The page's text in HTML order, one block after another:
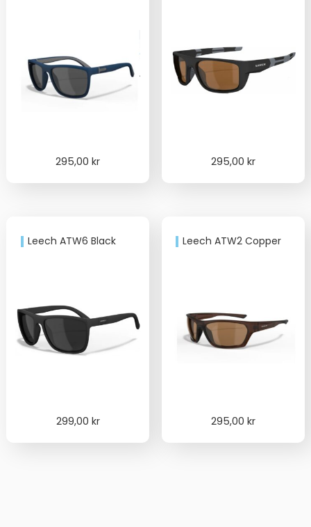
295,00kr 295,00 kr
Leech ATW6 Black
299,00 kr
Leech ATW2 Copper
295,00 kr